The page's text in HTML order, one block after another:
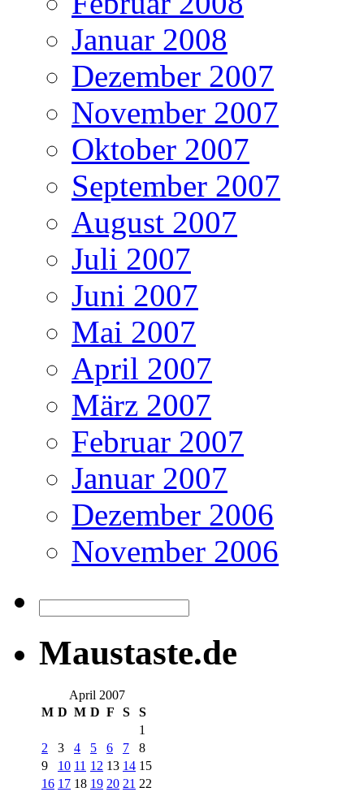
Januar 2008
Dezember 2007
November 2007
Oktober 2007
September 2007
August 2007
Juli 2007
Juni 2007
Mai 2007
April 2007
März 2007
Februar 2007
Januar 2007
Dezember 2006
November 2006
Maustaste.de
April 2007
M D M D F S
S
1
2
3 4 5 6 7
8
9
10 11 12 13 14 15
16 17 18 19 20 21 22